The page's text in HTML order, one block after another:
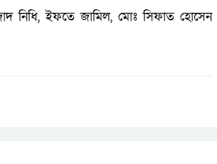
নিধি, ইফতে জামিল, মোঃ সিফাত হোসেন